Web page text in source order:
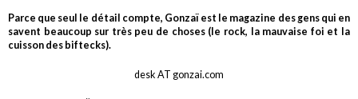
Parce que seul le détail compte, Gonzaï est le magazine des gens qui en
savent beaucoup sur très peu de choses (le rock, la mauvaise foi et la
cuisson des biftecks).
desk AT gonzai.com